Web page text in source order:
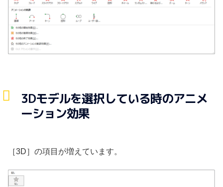
3Dモデルを選択している時のアニメ
ーション効果
［3D］の項目が増えています。